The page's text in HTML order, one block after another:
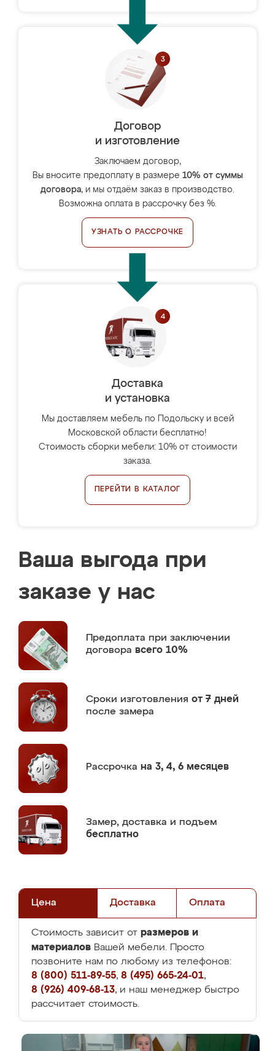
Договор
и изготовление
Заключаем договор,
Вы вносите предоплату в размере 10% от суммы
договора, и мы отдаём заказ в производство.
Возможна оплата в рассрочку без %.
УЗНАТЬ О РАССРОЧКЕ
Доставка
и установка
Мы доставляем мебель по Подольску и всей
Московской области бесплатно!
Стоимость сборки мебели: 10% от стоимости
заказа.
ПЕРЕЙТИ В КАТАЛОГ
Ваша выгода при
заказе у нас
Предоплата при заключении
договора всего 10%
Сроки изготовления от 7 дней
после замера
Рассрочка на 3, 4, 6 месяцев
Замер, доставка и подъем
бесплатно
Цена Доставка Оплата
Стоимость зависит от размеров и
материалов Вашей мебели. Просто
позвоните нам по любому из телефонов:
8 (800) 511-89-55, 8 (495) 665-24-01,
8 (926) 409-68-13, и наш менеджер быстро
рассчитает стоимость.